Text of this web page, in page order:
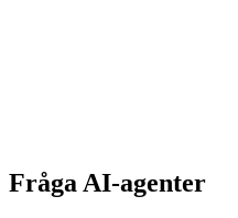
Fråga AI-agenter